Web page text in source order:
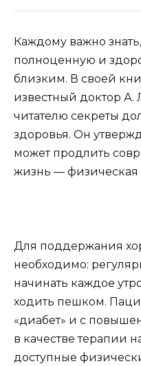
Каждому важно
полноценную и
близким. В своей
известный доктор А.
читателю секреты
здоровья. Он
может продлить
жизнь — физическая
Для поддержания
необходимо:
начинать каждое
ходить пешком.
«диабет» и с
в качестве терапии
доступные